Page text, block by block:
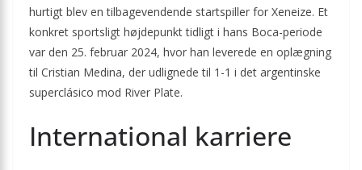
hurtigt blev en tilbagevendende startspiller for Xeneize. Et
konkret sportsligt højdepunkt tidligt i hans Boca-periode
var den 25. februar 2024, hvor han leverede en oplægning
til Cristian Medina, der udlignede til 1-1 i det argentinske
superclásico mod River Plate.
International karriere